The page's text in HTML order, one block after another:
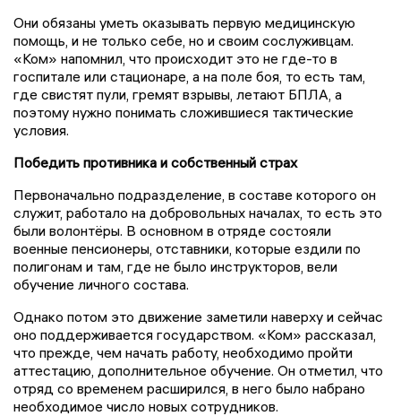
Они обязаны уметь оказывать первую медицинскую
помощь, и не только себе, но и своим сослуживцам.
«Ком» напомнил, что происходит это не где-то в
госпитале или стационаре, а на поле боя, то есть там,
где свистят пули, гремят взрывы, летают БПЛА, а
поэтому нужно понимать сложившиеся тактические
условия.
Победить противника и собственный страх
Первоначально подразделение, в составе которого он
служит, работало на добровольных началах, то есть это
были волонтёры. В основном в отряде состояли
военные пенсионеры, отставники, которые ездили по
полигонам и там, где не было инструкторов, вели
обучение личного состава.
Однако потом это движение заметили наверху и сейчас
оно поддерживается государством. «Ком» рассказал,
что прежде, чем начать работу, необходимо пройти
аттестацию, дополнительное обучение. Он отметил, что
отряд со временем расширился, в него было набрано
необходимое число новых сотрудников.